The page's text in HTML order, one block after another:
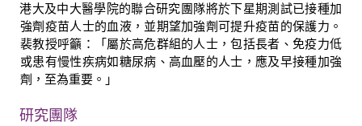
港大及中大醫學院的聯合研究團隊將於下星期測試已接種加
強劑疫苗人士的血液，並期望加強劑可提升疫苗的保護力。
裴教授呼籲：「屬於高危群組的人士，包括長者、免疫力低
或患有慢性疾病如糖尿病、高血壓的人士，應及早接種加強
劑，至為重要。」
研究團隊